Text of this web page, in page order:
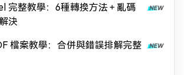
完整教學：6種轉換方法＋亂碼
決
檔案教學：合併與錯誤排解完整